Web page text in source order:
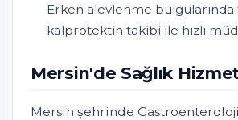
Erken alevlenme bulgularında
kalprotektin takibi ile hızlı
Mersin'de Sağlık
Mersin şehrinde